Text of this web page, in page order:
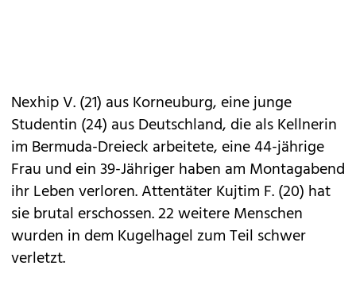
Nexhip V. (21) aus Korneuburg, eine junge
Studentin (24) aus Deutschland, die als Kellnerin
im Bermuda-Dreieck arbeitete, eine 44-jährige
Frau und ein 39-Jähriger haben am Montagabend
ihr Leben verloren. Attentäter Kujtim F. (20) hat
sie brutal erschossen. 22 weitere Menschen
wurden in dem Kugelhagel zum Teil schwer
verletzt.